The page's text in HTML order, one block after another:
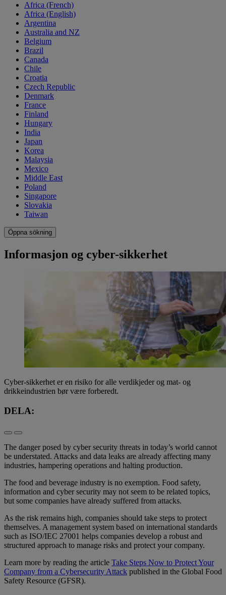
Africa (French)
Africa (English)
Argentina
Australia and NZ
Belgium
Brazil
Canada
Chile
Croatia
Czech Republic
Denmark
France
Finland
Hungary
India
Japan
Korea
Malaysia
Mexico
Middle East
Poland
Singapore
Slovakia
Taiwan
Öppna sökning
Informasjon og cyber-sikkerhet
Cyber-sikkerhet er en risiko for alle verdikjeder og mat- og
drikkeindustrien bør være forberedt.
DELA:
The danger posed by cyber security threats in today’s world cannot
be understated. Attacks and data leaks are already affecting many
industries, hampering operations and halting production.
The food and beverage industry is no exemption. Food safety,
information and cyber security may not seem to be related topics,
but some companies have already suffered from attacks.
As the risk remains high, companies should take steps to protect
themselves. A management system based on international standards
such as ISO/IEC 27001 helps companies develop a robust and
structured approach to manage risks and protect your company.
Learn more by reading the article Take Steps Now to Protect Your
Company from a Cybersecurity Attack published in the Global Food
Safety Resource (GFSR).